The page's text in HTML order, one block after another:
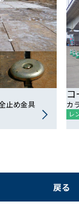
止め金具 カ
レ
戻る